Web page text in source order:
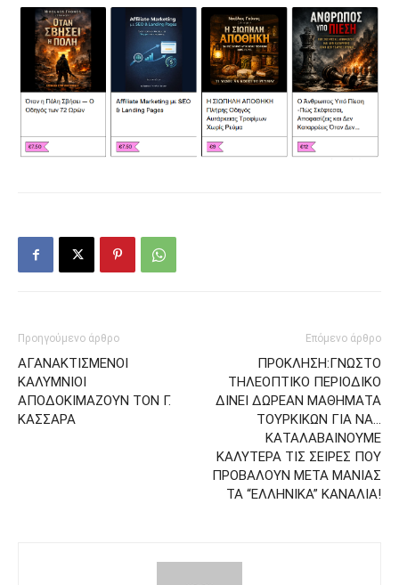
Προηγούμενο άρθρο
ΑΓΑΝΑΚΤΙΣΜΕΝΟΙ
ΚΑΛΥΜΝΙΟΙ
ΑΠΟΔΟΚΙΜΑΖΟΥΝ ΤΟΝ Γ.
ΚΑΣΣΑΡΑ
Επόμενο άρθρο
ΠΡΟΚΛΗΣΗ:ΓΝΩΣΤΟ
ΤΗΛΕΟΠΤΙΚΟ ΠΕΡΙΟΔΙΚΟ
ΔΙΝΕΙ ΔΩΡΕΑΝ ΜΑΘΗΜΑΤΑ
ΤΟΥΡΚΙΚΩΝ ΓΙΑ ΝΑ…
ΚΑΤΑΛΑΒΑΙΝΟΥΜΕ
ΚΑΛΥΤΕΡΑ ΤΙΣ ΣΕΙΡΕΣ ΠΟΥ
ΠΡΟΒΑΛΟΥΝ ΜΕΤΑ ΜΑΝΙΑΣ
ΤΑ “ΕΛΛΗΝΙΚΑ” ΚΑΝΑΛΙΑ!